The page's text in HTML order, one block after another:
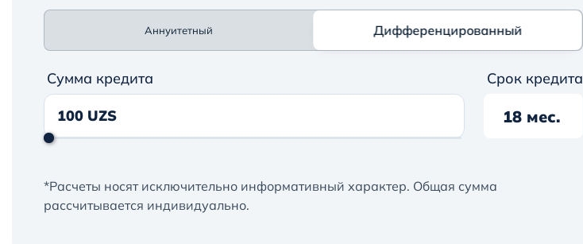
Аннуитетный Дифференцированный
Дифференцированный
Сумма кредита Срок кредита
18 мес.
*Расчеты носят исключительно информативный характер. Общая сумма
рассчитывается индивидуально.